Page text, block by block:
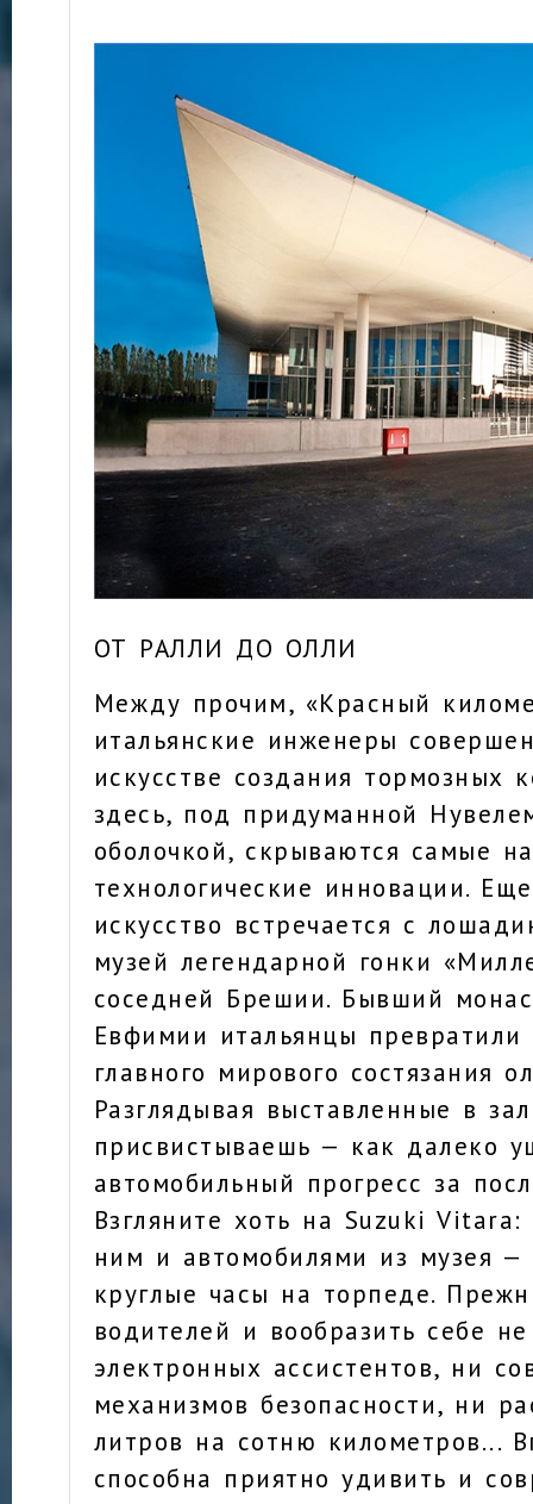
ОТ РАЛЛИ ДО ОЛЛИ
Между прочим, «Красный
итальянские инженеры
искусстве создания тормозных
здесь, под придуманной
оболочкой, скрываются самые
технологические инновации.
искусство встречается с
музей легендарной гонки
соседней Брешии. Бывший
Евфимии итальянцы
главного мирового состязания
Разглядывая выставленные в
присвистываешь — как далеко
автомобильный прогресс за
Взгляните хоть на Suzuki
ним и автомобилями из музея —
круглые часы на торпеде.
водителей и вообразить себе
электронных ассистентов, ни
механизмов безопасности, ни
литров на сотню километров...
способна приятно удивить и